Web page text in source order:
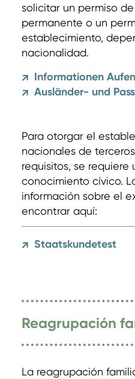
solicitar un permiso
permanente o un
establecimiento,
nacionalidad.
↗ Informationen
↗ Ausländer- und Passamt -
Para otorgar el
nacionales de
requisitos, se requiere
conocimiento cívico.
información sobre el
encontrar aquí:
↗ Staatskundetest
Reagrupación
La reagrupación